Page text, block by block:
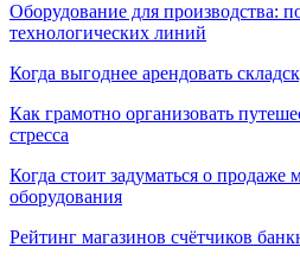
Оборудование для производства:
технологических линий
Когда выгоднее арендовать
Как грамотно организовать
стресса
Когда стоит задуматься о продаже
оборудования
Рейтинг магазинов счётчиков